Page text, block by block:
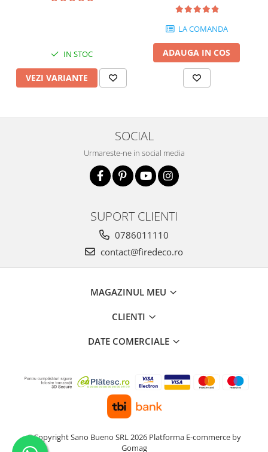
IN STOC
VEZI VARIANTE
LA COMANDA
ADAUGA IN COS
SOCIAL
Urmareste-ne in social media
SUPORT CLIENTI
0786011110
contact@firedeco.ro
MAGAZINUL MEU
CLIENTI
DATE COMERCIALE
©Copyright Sano Bueno SRL 2026 Platforma E-commerce by
Gomag